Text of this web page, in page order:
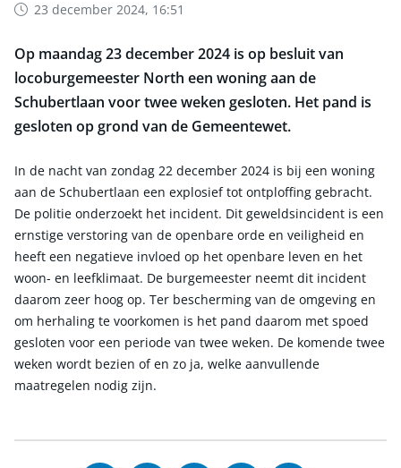
23 december 2024, 16:51
Op maandag 23 december 2024 is op besluit van
locoburgemeester North een woning aan de
Schubertlaan voor twee weken gesloten. Het pand is
gesloten op grond van de Gemeentewet.
In de nacht van zondag 22 december 2024 is bij een woning
aan de Schubertlaan een explosief tot ontploffing gebracht.
De politie onderzoekt het incident. Dit geweldsincident is een
ernstige verstoring van de openbare orde en veiligheid en
heeft een negatieve invloed op het openbare leven en het
woon- en leefklimaat. De burgemeester neemt dit incident
daarom zeer hoog op. Ter bescherming van de omgeving en
om herhaling te voorkomen is het pand daarom met spoed
gesloten voor een periode van twee weken. De komende twee
weken wordt bezien of en zo ja, welke aanvullende
maatregelen nodig zijn.